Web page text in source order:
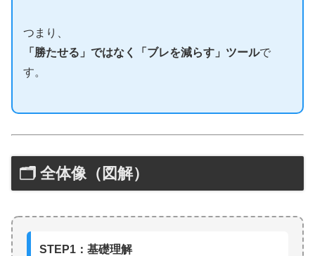
つまり、
「勝たせる」ではなく「ブレを減らす」ツールで
す。
🗂 全体像（図解）
STEP1：基礎理解